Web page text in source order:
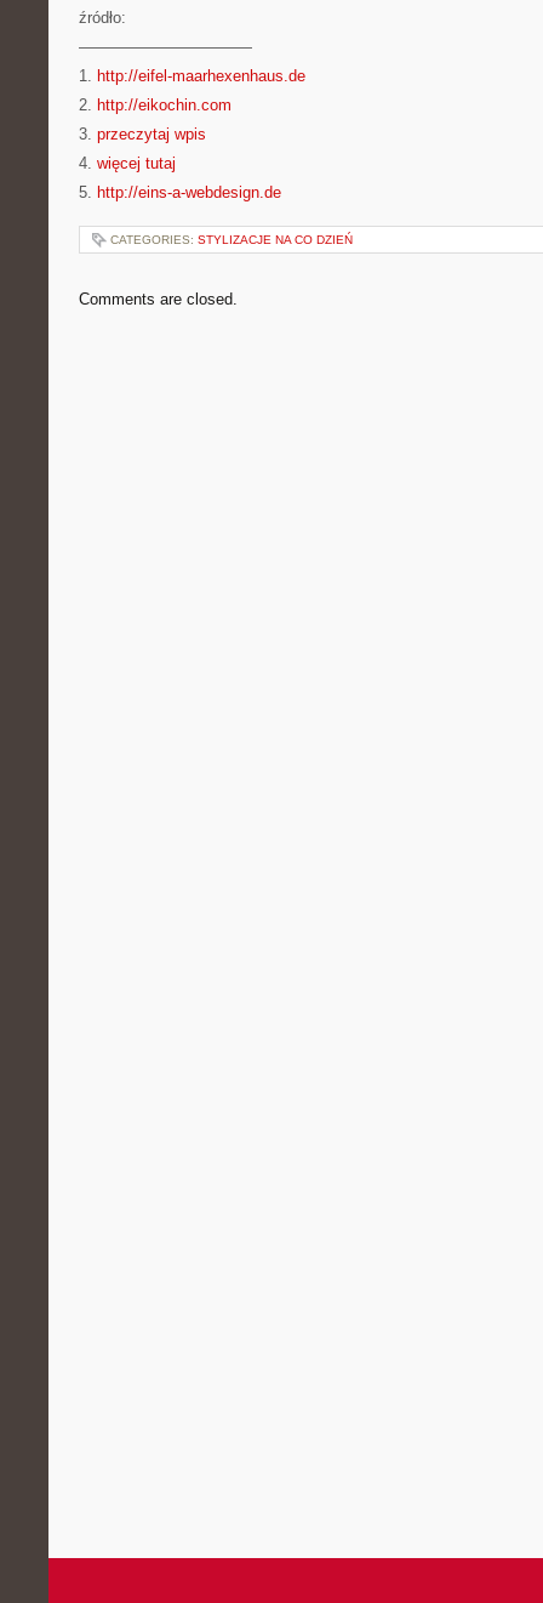
źródło:
———————————
1. http://eifel-maarhexenhaus.de
2. http://eikochin.com
3. przeczytaj wpis
4. więcej tutaj
5. http://eins-a-webdesign.de
CATEGORIES: STYLIZACJE NA CO DZIEŃ
Comments are closed.